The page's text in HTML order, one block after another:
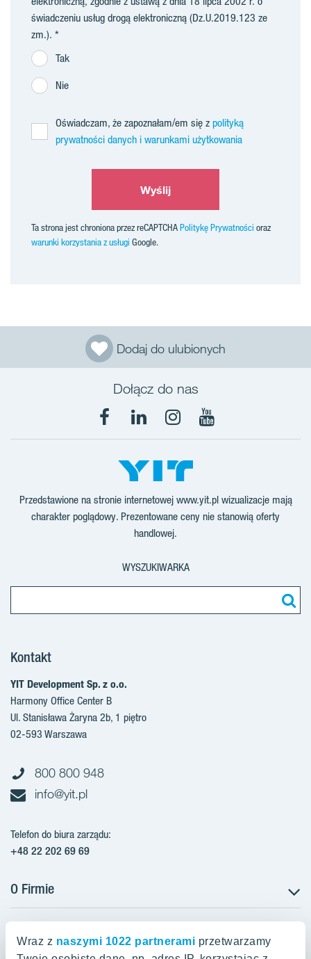
Wraz z naszymi 1022 partnerami przetwarzamy
Dodaj do ulubionych
świadczeniu usług drogą elektroniczną (Dz.U.2019.123 ze
zm.).
Tak
Nie
Oświadczam, że zapoznałam/em się z polityką
prywatności danych i warunkami użytkowania
Wyślij
Ta strona jest chroniona przez reCAPTCHAPolitykę Prywatności oraz
warunki korzystania z usługi Google.
Dołącz do nas
Facebook
LinkedInInstagram
YouTube
Przedstawione na stronie internetowej www.yit.pl wizualizacje mają
charakter poglądowy. Prezentowane ceny nie stanowią oferty
handlowej.
WYSZUKIWARKA
Kontakt
YIT Development Sp. z o.o.
Harmony Office Center B
Ul. Stanisława Żaryna 2b, 1 piętro
02-593 Warszawa
800 800 948
info@yit.pl
Telefon do biura zarządu:
+48 22 202 69 69
O Firmie
Projekty w przygotowaniu
Projekty zrealizowane
Projekty w Polsce